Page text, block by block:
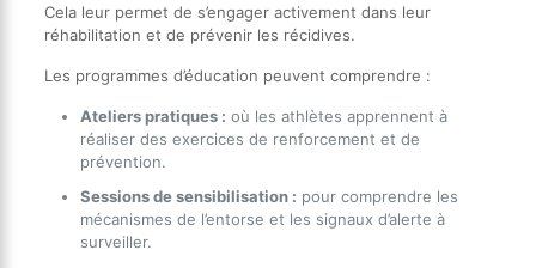
Cela leur permet de s’engager activement dans leur
réhabilitation et de prévenir les récidives.
Les programmes d’éducation peuvent comprendre :
Ateliers pratiques : où les athlètes apprennent à
réaliser des exercices de renforcement et de
prévention.
Sessions de sensibilisation : pour comprendre les
mécanismes de l’entorse et les signaux d’alerte à
surveiller.